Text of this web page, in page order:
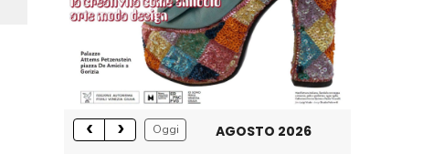
Oggi AGOSTO 2026